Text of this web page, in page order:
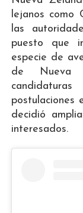
lejanos como
las
puesto que
especie de
de Nueva
postulaciones
decidió
interesados.